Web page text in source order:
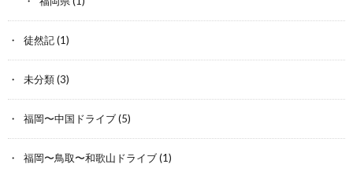
徒然記(1)
未分類(3)
福岡〜中国ドライブ(5)
福岡〜鳥取〜和歌山ドライブ(1)